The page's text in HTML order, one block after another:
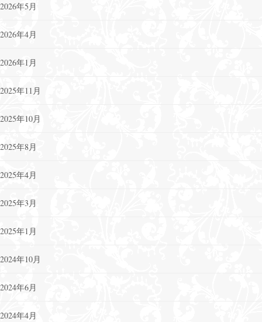
2026年5月
2026年4月
2026年1月
2025年11月
2025年10月
2025年8月
2025年4月
2025年3月
2025年1月
2024年10月
2024年6月
2024年4月